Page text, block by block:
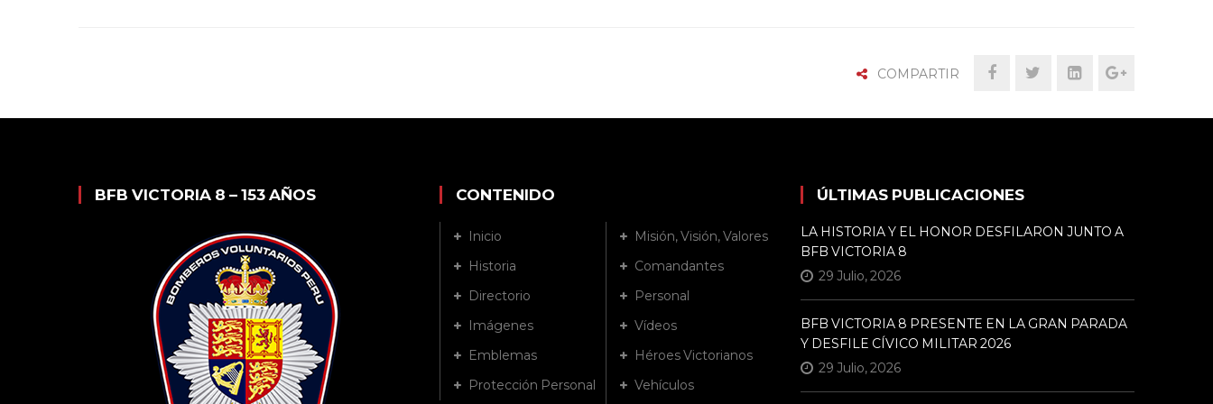
COMPARTIR
BFB VICTORIA 8 – 153 AÑOS CONTENIDO
Inicio
Misión, Visión, Valores
Historia
Comandantes
Directorio
Personal
Imágenes
Vídeos
Emblemas
Héroes Victorianos
Protección Personal
Vehículos
ÚLTIMAS PUBLICACIONES
LA HISTORIA Y EL HONOR DESFILARON JUNTO A
BFB VICTORIA 8
29 Julio, 2026
BFB VICTORIA 8 PRESENTE EN LA GRAN PARADA
Y DESFILE CÍVICO MILITAR 2026
29 Julio, 2026